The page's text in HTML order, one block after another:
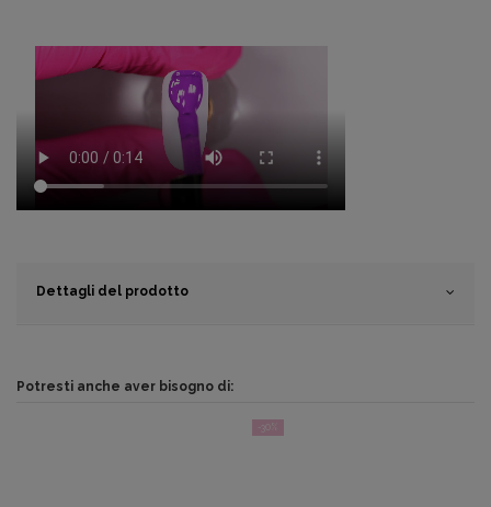
Dettagli del prodotto
Potresti anche aver bisogno di:
-30%